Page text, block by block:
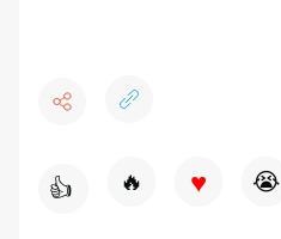
👍 🔥 ♥ 😭